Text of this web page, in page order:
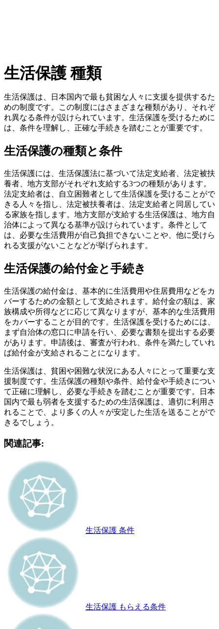
生活保護 種類
生活保護は、日本国内で最も貧困な人々に支援を提供するた
めの制度です。この制度にはさまざまな種類があり、それぞ
れ異なる条件が設けられています。生活保護を受けるために
は、条件を理解し、正確な手続きを踏むことが重要です。
生活保護の種類と条件
生活保護には、生活保護法に基づいて法定支給者、法定被扶
養者、地方支部がそれぞれ支給する3つの種類があります。
法定支給者は、自立困難者として生活保護を受けることがで
きる人々を指し、法定被扶養者は、法定支給者と同居してい
る家族を指します。地方支部が支給する生活保護は、地方自
治体によって異なる基準が設けられています。条件として
は、必要な生活費用が自己負担できないことや、他に受けら
れる支援がないことなどが挙げられます。
生活保護の給付金と手続き
生活保護の給付金は、基本的に生活費用や住居費用などをカ
バーするための金額として支給されます。給付金の額は、家
族構成や所得などに応じて異なりますが、基本的な生活費用
をカバーすることが目的です。生活保護を受けるためには、
まず自治体の窓口に申請を行い、必要な書類を提出する必要
があります。申請後は、審査が行われ、条件を満たしていれ
ば給付金が支給されることになります。
生活保護は、貧困や困難な状況にある人々にとって重要な支
援制度です。生活保護の種類や条件、給付金や手続きについ
て正確に理解し、必要な手続きを踏むことが重要です。日本
国内で最も弱者を支援するための生活保護は、適切に利用さ
れることで、より多くの人々が安定した生活を送ることがで
きるでしょう。
関連記事:
生活保護 条件
生活保護 もらえる条件